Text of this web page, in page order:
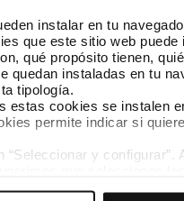
instalar en tu
que este sitio web puede
qué propósito tienen,
instaladas en tu
tipología.
estas cookies se instalen
permite indicar si
y configurar”.
(como el idioma) y
Accesibilidad Mapa web